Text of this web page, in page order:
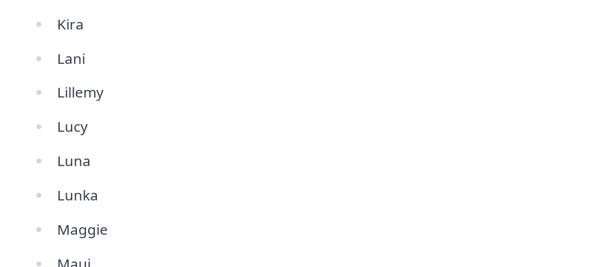
Kira
Lani
Lillemy
Lucy
Luna
Lunka
Maggie